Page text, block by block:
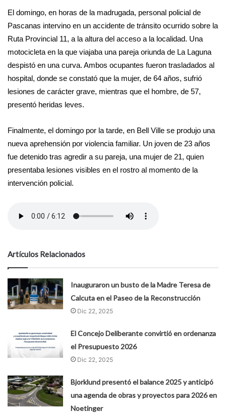
El domingo, en horas de la madrugada, personal policial de
Pascanas intervino en un accidente de tránsito ocurrido sobre la
Ruta Provincial 11, a la altura del acceso a la localidad. Una
motocicleta en la que viajaba una pareja oriunda de La Laguna
despistó en una curva. Ambos ocupantes fueron trasladados al
hospital, donde se constató que la mujer, de 64 años, sufrió
lesiones de carácter grave, mientras que el hombre, de 57,
presentó heridas leves.
Finalmente, el domingo por la tarde, en Bell Ville se produjo una
nueva aprehensión por violencia familiar. Un joven de 23 años
fue detenido tras agredir a su pareja, una mujer de 21, quien
presentaba lesiones visibles en el rostro al momento de la
intervención policial.
Artículos Relacionados
Inauguraron un busto de la Madre Teresa de
Calcuta en el Paseo de la Reconstrucción
Dic 22, 2025
El Concejo Deliberante convirtió en ordenanza
el Presupuesto 2026
Dic 22, 2025
Bjorklund presentó el balance 2025 y anticipó
una agenda de obras y proyectos para 2026 en
Noetinger